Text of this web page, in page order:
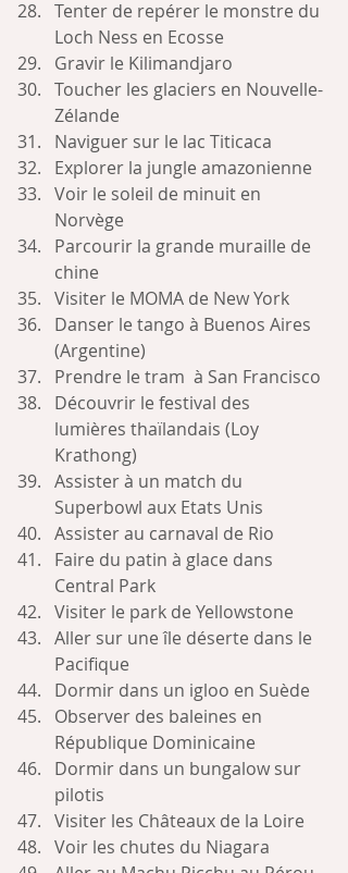
Tenter de repérer le monstre du
Loch Ness en Ecosse
Gravir le Kilimandjaro
Toucher les glaciers en Nouvelle-
Zélande
Naviguer sur le lac Titicaca
Explorer la jungle amazonienne
Voir le soleil de minuit en
Norvège
Parcourir la grande muraille de
chine
Visiter le MOMA de New York
Danser le tango à Buenos Aires
(Argentine)
Prendre le tram  à San Francisco
Découvrir le festival des
lumières thaïlandais (Loy
Krathong)
Assister à un match du
Superbowl aux Etats Unis
Assister au carnaval de Rio
Faire du patin à glace dans
Central Park
Visiter le park de Yellowstone
Aller sur une île déserte dans le
Pacifique
Dormir dans un igloo en Suède
Observer des baleines en
République Dominicaine
Dormir dans un bungalow sur
pilotis
Visiter les Châteaux de la Loire
Voir les chutes du Niagara